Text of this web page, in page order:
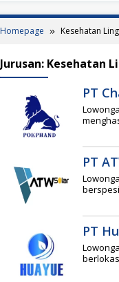
Homepage Kesehatan
Jurusan: Kesehatan
PT
PT
PT